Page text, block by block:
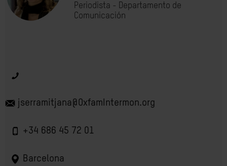
Periodista - Departamento de
Comunicación
jserramitjana@OxfamIntermon.org
+34 686 45 72 01
Barcelona